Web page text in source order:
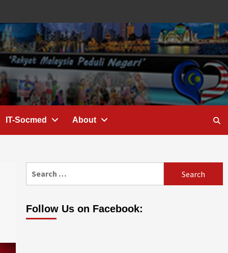
IT-Socmed About
Follow Us on Facebook: